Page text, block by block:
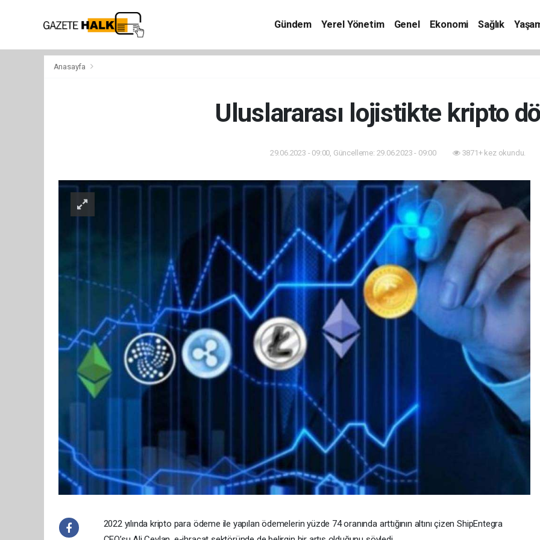
Gündem Yerel Yönetim Genel Ekonomi Sağlık
Anasayfa
Uluslararası lojistikte kripto
29.06.2023 - 09:00, Güncelleme: 29.06.2023 - 09:00 3871+ kez okundu.
2022 yılında kripto para ödeme ile yapılan ödemelerin yüzde 74 oranında arttığının altını çizen ShipEntegra